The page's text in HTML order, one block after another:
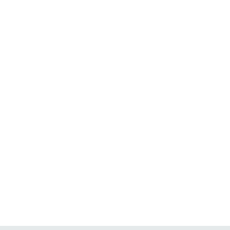
viaja a
por ato
Corte
Festival das
Estreia
de
Extrema
Bicicletas
Alok está
das